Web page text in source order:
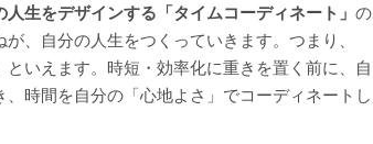
生をデザインする「タイムコーディネート」 の
、自分の人生をつくっていきます。つまり、
といえます。時短・効率化に重きを置く前に、自
時間を自分の「心地よさ」でコーディネートし